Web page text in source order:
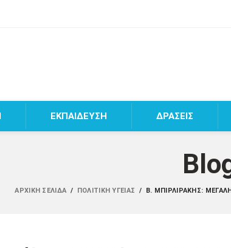
ΕΚΠΑΙΔΕΥΣΗ ΔΡΑΣΕΙΣ
ΑΡΧΙΚΉ ΣΕΛΊΔΑ / ΠΟΛΙΤΙΚΉ ΥΓΕΊΑΣ / Β. ΜΠΙΡΛΙΡΆΚΗΣ: